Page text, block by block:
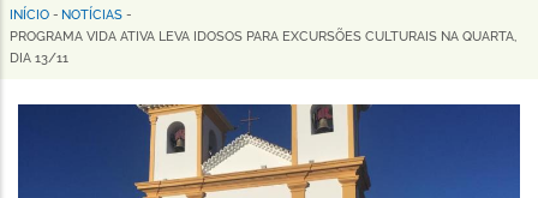
Horizonte
Trilha
de
navegação
INÍCIO - NOTÍCIAS -
PROGRAMA VIDA ATIVA LEVA IDOSOS PARA EXCURSÕES CULTURAIS NA QUARTA,
DIA 13/11